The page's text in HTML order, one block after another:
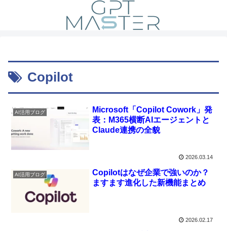
Copilot
AI活用ブログ
Microsoft「Copilot Cowork」発
表：M365横断AIエージェントと
Claude連携の全貌
2026.03.14
AI活用ブログ
Copilotはなぜ企業で強いのか？
ますます進化した新機能まとめ
2026.02.17